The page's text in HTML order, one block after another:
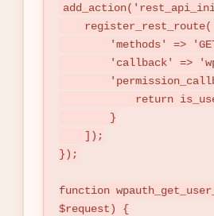
});
function
$request) {